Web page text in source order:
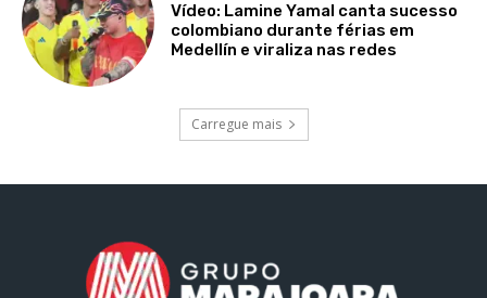
Vídeo: Lamine Yamal canta sucesso
colombiano durante férias em
Medellín e viraliza nas redes
Carregue mais